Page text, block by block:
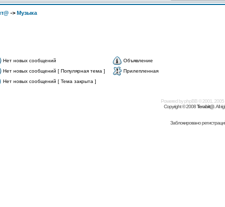
-> Музыка
Нет новых сообщений
Объявление
Нет новых сообщений [ Популярная тема ]
Прилепленная
Нет новых сообщений [ Тема закрыта ]
Powered byphpBB© 2001, 2005
Copyright © 2008Terabit@. All
Заблокировано